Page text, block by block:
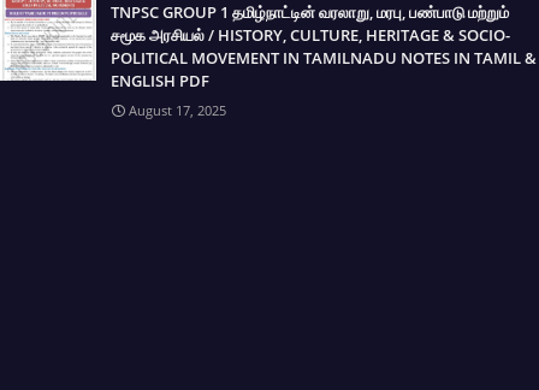
TNPSC GROUP 1 தமிழ்நாட்டின் வரலாறு, மரபு, பண்பாடு மற்றும்
சமூக அரசியல் / HISTORY, CULTURE, HERITAGE & SOCIO-
POLITICAL MOVEMENT IN TAMILNADU NOTES IN TAMIL &
ENGLISH PDF
August 17, 2025